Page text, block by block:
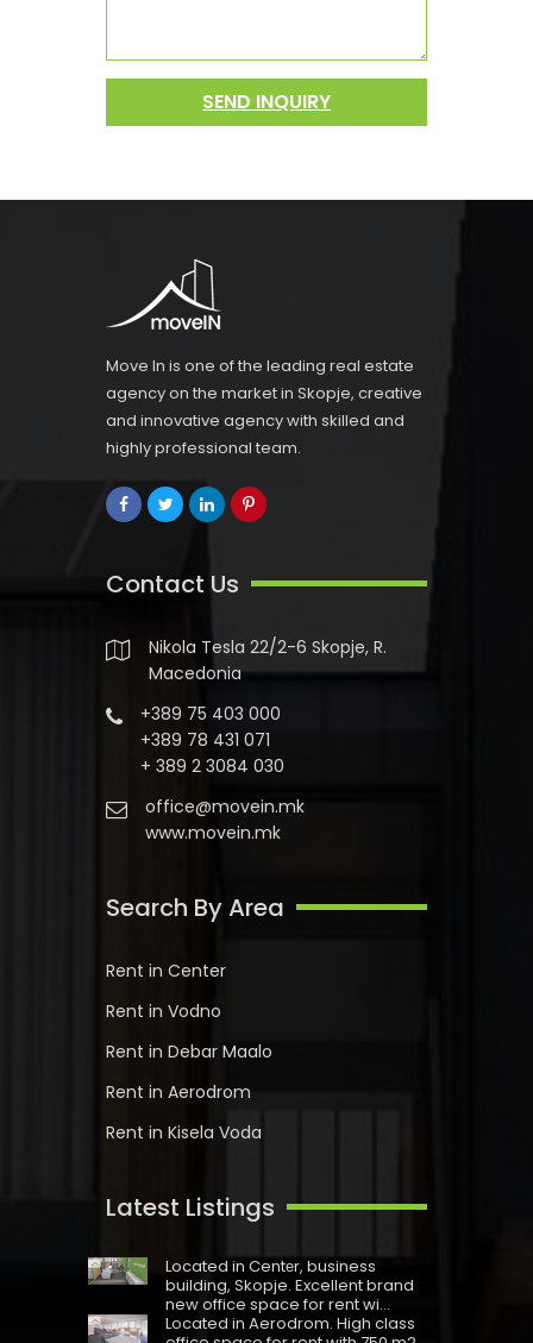
SEND INQUIRY
Move In is one of the leading real estate
agency on the market in Skopje, creative
and innovative agency with skilled and
highly professional team.
Contact Us
Nikola Tesla 22/2-6 Skopje, R.
Macedonia
+389 75 403 000
+389 78 431 071
+ 389 2 3084 030
office@movein.mk
www.movein.mk
Search By Area
Rent in Center
Rent in Vodno
Rent in Debar Maalo
Rent in Aerodrom
Rent in Kisela Voda
Latest Listings
Located in Centеr, business
building, Skopje. Excellent brand
new office space for rent wi...
Located in Aerodrom. High class